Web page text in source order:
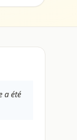
a été